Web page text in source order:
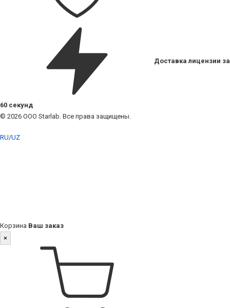
Доставка лицензии за
60 секунд
© 2026 ООО Starlab. Все права защищены.
RU/UZ
Корзина Ваш заказ
×